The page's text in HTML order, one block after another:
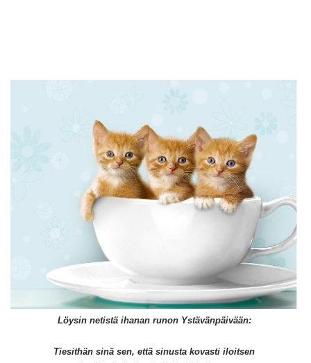
Löysin netistä ihanan runon Ystävänpäivään:
Tiesithän sinä sen, että sinusta kovasti iloitsen